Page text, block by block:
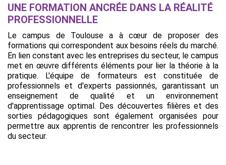
UNE FORMATION ANCRÉE DANS LA RÉALITÉ
PROFESSIONNELLE
Le campus de Toulouse a à cœur de proposer des
formations qui correspondent aux besoins réels du marché.
En lien constant avec les entreprises du secteur, le campus
met en œuvre différents éléments pour lier la théorie à la
pratique. L'équipe de formateurs est constituée de
professionnels et d'experts passionnés, garantissant un
enseignement de qualité et un environnement
d'apprentissage optimal. Des découvertes filières et des
sorties pédagogiques sont également organisées pour
permettre aux apprentis de rencontrer les professionnels
du secteur.